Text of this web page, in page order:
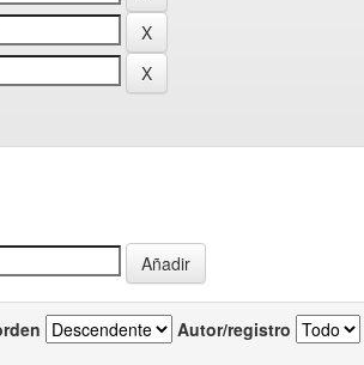
Autor/registro